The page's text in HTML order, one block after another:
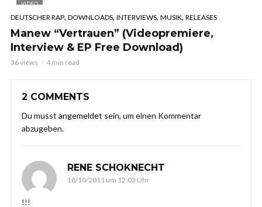
VIDEO
DEUTSCHER RAP, DOWNLOADS, INTERVIEWS, MUSIK, RELEASES
Manew “Vertrauen” (Videopremiere,
Interview & EP Free Download)
36 views 4 min read
2 COMMENTS
Du musst angemeldet sein, um einen Kommentar
abzugeben.
RENE SCHOKNECHT
18/10/2011 um 12:03 Uhr
!!!